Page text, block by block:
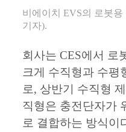
비에이치 EVS의 로봇
기자).
회사는 CES에서 로
크게 수직형과 수평
로, 상반기 수직형
직형은 충전단자가
로 결합하는 방식이